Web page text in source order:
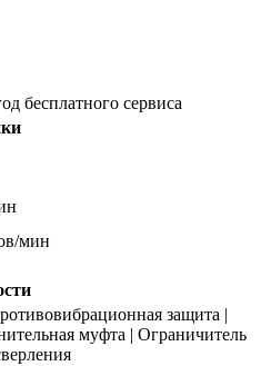
бесплатного сервиса
мин
защита |
муфта | Ограничитель